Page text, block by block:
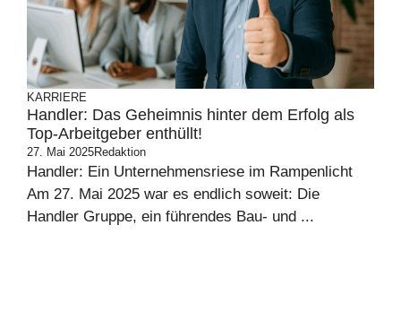
KARRIERE
Handler: Das Geheimnis hinter dem Erfolg als
Top-Arbeitgeber enthüllt!
27. Mai 2025Redaktion
Handler: Ein Unternehmensriese im Rampenlicht
Am 27. Mai 2025 war es endlich soweit: Die
Handler Gruppe, ein führendes Bau- und ...